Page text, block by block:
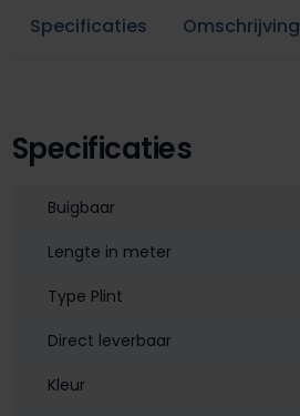
Specificaties Omschrijving
Specificaties
Buigbaar
Lengte in meter
Type Plint
Direct leverbaar
Kleur